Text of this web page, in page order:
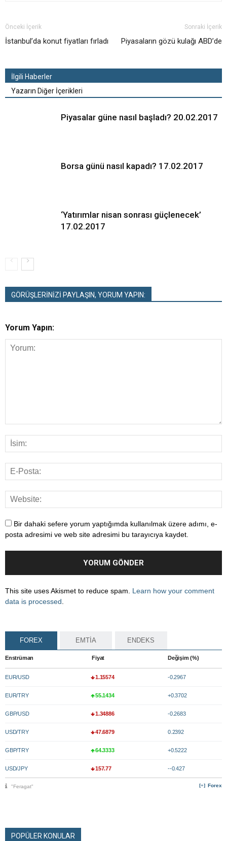
Önceki İçerik
İstanbul’da konut fiyatları fırladı
Sonraki İçerik
Piyasaların gözü kulağı ABD’de
İlgili Haberler
Yazarın Diğer İçerikleri
Piyasalar güne nasıl başladı? 20.02.2017
Borsa günü nasıl kapadı? 17.02.2017
‘Yatırımlar nisan sonrası güçlenecek’
17.02.2017
GÖRÜŞLERİNİZİ PAYLAŞIN, YORUM YAPIN:
Yorum Yapın:
Bir dahaki sefere yorum yaptığımda kullanılmak üzere adımı, e-
posta adresimi ve web site adresimi bu tarayıcıya kaydet.
This site uses Akismet to reduce spam. Learn how your comment
data is processed
FOREX EMTİA ENDEKS
Enstrüman Fiyat Değişim (%)
EUR/USD 1.15574 -0.2967
EUR/TRY 55.1434 +0.3702
GBP/USD 1.34886 -0.2683
USD/TRY 47.6879 0.2392
GBP/TRY 64.3333 +0.5222
USD/JPY 157.77 --0.427
Forex
"Feragat"
POPÜLER KONULAR